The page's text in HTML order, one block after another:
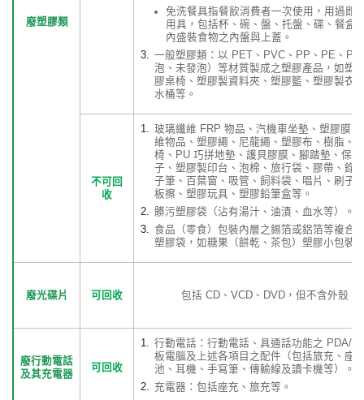
廢塑膠類
免洗餐具指餐飲消費者一次使用，用過即
用具，包括杯、碗、盤、托盤、碟、餐盒
內盛裝食物之內盤與上蓋。
一般塑膠類：以 PET、PVC、PP、PE、PS
泡、未發泡）等材質製成之塑膠產品，如塑
膠桌椅、塑膠製資料夾、塑膠籃、塑膠製衣
水桶等。
不可回
收
玻璃纖維 FRP 物品、汽機車坐墊、塑膠膜、
維物品、塑膠繩、尼龍繩、塑膠布、樹脂、
椅、PU 巧拼地墊、護貝膠膜、腳踏墊、保
子、塑膠製印台、泡棉、旅行袋、膠帶、錄
子筆、百葉窗、吸管、飼料袋、唱片、刷子
板擦、塑膠玩具、塑膠鉛筆盒等。
髒污塑膠袋（沾有湯汁、油漬、血水等）。
食品（零食）包裝內層之錫箔或鋁箔等複合
塑膠袋，如糖果（餅乾、茶包）塑膠小包裝
廢光碟片 可回收 包括 CD、VCD、DVD，但不含外殼。
廢行動電話
及其充電器
可回收
行動電話：行動電話、具通話功能之 PDA/
板電腦及上述各項目之配件（包括旅充、座
池、耳機、手寫筆、傳輸線及讀卡機等）。
充電器：包括座充、旅充等。